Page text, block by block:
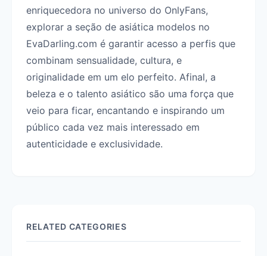
enriquecedora no universo do OnlyFans,
explorar a seção de asiática modelos no
EvaDarling.com é garantir acesso a perfis que
combinam sensualidade, cultura, e
originalidade em um elo perfeito. Afinal, a
beleza e o talento asiático são uma força que
veio para ficar, encantando e inspirando um
público cada vez mais interessado em
autenticidade e exclusividade.
RELATED CATEGORIES